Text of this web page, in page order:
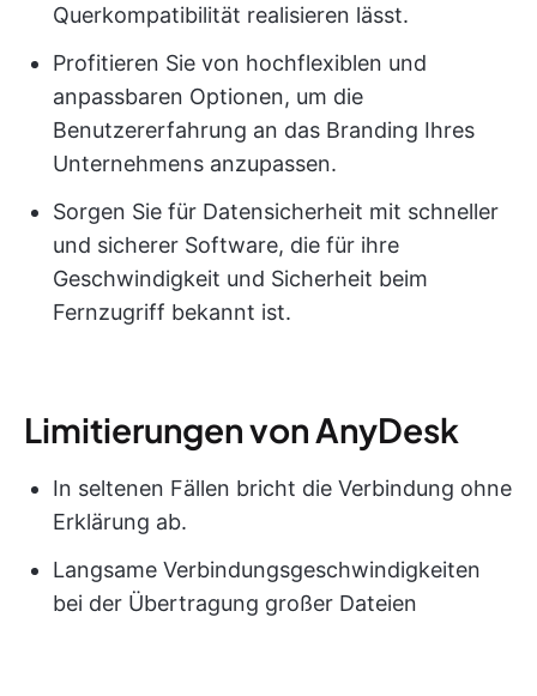
Querkompatibilität realisieren lässt.
Profitieren Sie von hochflexiblen und
anpassbaren Optionen, um die
Benutzererfahrung an das Branding Ihres
Unternehmens anzupassen.
Sorgen Sie für Datensicherheit mit schneller
und sicherer Software, die für ihre
Geschwindigkeit und Sicherheit beim
Fernzugriff bekannt ist.
Limitierungen von AnyDesk
In seltenen Fällen bricht die Verbindung ohne
Erklärung ab.
Langsame Verbindungsgeschwindigkeiten
bei der Übertragung großer Dateien